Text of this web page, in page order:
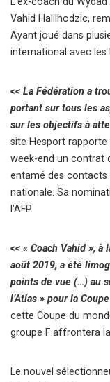
Vahid Halilhodzic,
Ayant joué dans
international avec les
<< La Fédération a
portant sur tous les
sur les objectifs à
site Hesport rapporte
week-end un contrat
entamé des contacts
nationale. Sa
l’AFP.
<< « Coach Vahid »,
août 2019, a été
points de vue (…) au
l’Atlas » pour la
cette Coupe du
groupe F affrontera
Le nouvel